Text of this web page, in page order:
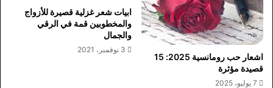
اشعار حب رومانسية 2025: 15
قصيدة مؤثرة
7 يوليو، 2025
ابيات شعر غزلية قصيرة للأزواج
والمخطوبين قمة في الرقي
والجمال
3 نوفمبر، 2021